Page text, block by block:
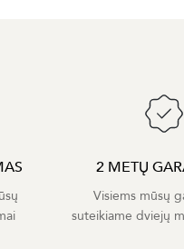
2 METŲ
Visiems mūsų
suteikiame dviejų